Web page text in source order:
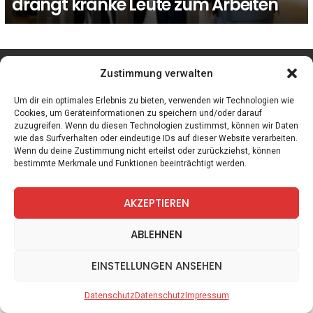
Zustimmung verwalten
Um dir ein optimales Erlebnis zu bieten, verwenden wir Technologien wie
Cookies, um Geräteinformationen zu speichern und/oder darauf
zuzugreifen. Wenn du diesen Technologien zustimmst, können wir Daten
wie das Surfverhalten oder eindeutige IDs auf dieser Website verarbeiten.
Wenn du deine Zustimmung nicht erteilst oder zurückziehst, können
bestimmte Merkmale und Funktionen beeinträchtigt werden.
AKZEPTIEREN
ABLEHNEN
EINSTELLUNGEN ANSEHEN
DatenschutzDatenschutzImpressum
facebook instagram
Spiele Zitate Kontakt Datenschutz Impressum